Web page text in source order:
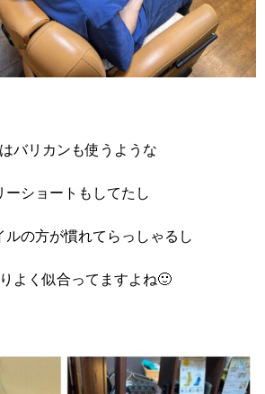
バリカンも使うような
ーショートもしてたし
ルの方が慣れてらっしゃるし
よく似合ってますよね🙂